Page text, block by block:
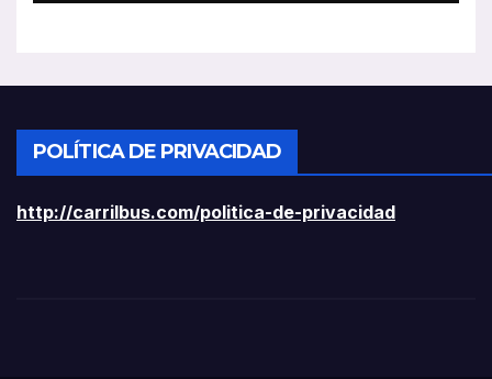
POLÍTICA DE PRIVACIDAD
http://carrilbus.com/politica-de-privacidad